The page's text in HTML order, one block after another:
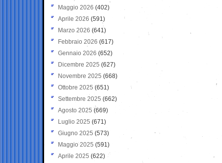
Maggio 2026 (402)
Aprile 2026 (591)
Marzo 2026 (641)
Febbraio 2026 (617)
Gennaio 2026 (652)
Dicembre 2025 (627)
Novembre 2025 (668)
Ottobre 2025 (651)
Settembre 2025 (662)
Agosto 2025 (669)
Luglio 2025 (671)
Giugno 2025 (573)
Maggio 2025 (591)
Aprile 2025 (622)